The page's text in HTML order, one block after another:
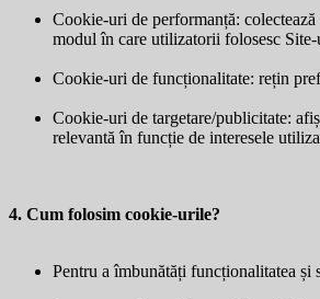
Cookie-uri de performanță:
modul în care utilizatorii folosesc Site-
Cookie-uri de funcționalitate: rețin
Cookie-uri de targetare/publicitate:
relevantă în funcție de interesele
4. Cum folosim cookie-urile?
Pentru a îmbunătăți funcționalitatea și